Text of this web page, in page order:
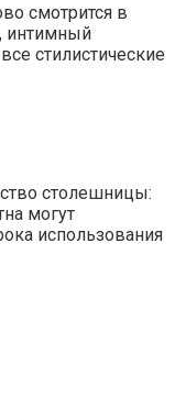
смотрится в
интимный
стилистические
столешницы:
могут
использования